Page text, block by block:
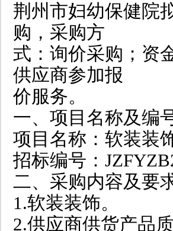
荆州市妇幼保健院
购，采购方
式：询价采购；资
供应商参加报
价服务。
一、项目名称及编
项目名称：软装装
招标编号：
二、采购内容及要
1.软装装饰。
2.供应商供货产品